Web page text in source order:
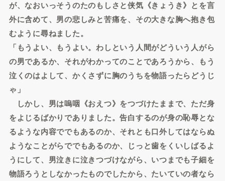
が、なおいっそうのたのもしさと侠気《きょうき》とを言
外に含めて、男の悲しみと苦痛を、その大きな胸へ抱き包
むように尋ねました。
「もうよい、もうよい。わしという人間がどういう人がら
の男であるか、それがわかってのことであろうから、もう
泣くのはよして、かくさずに胸のうちを物語ったらどうじ
ゃ」
しかし、男は嗚咽《おえつ》をつづけたままで、ただ身
をよじるばかりでありました。告白するのが身の恥辱とな
るような内容ででもあるのか、それとも口外してはならぬ
ようなことがらででもあるのか、じっと歯をくいしばるよ
うにして、男泣きに泣きつづけながら、いつまでも子細を
物語ろうとしなかったものでしたから、たいていの者なら